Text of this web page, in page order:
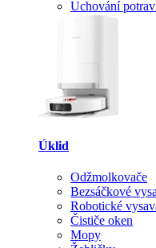
Uchování
Úklid
Odžmolkovače
Bezsáčkové
Robotické
Čističe oken
Mopy